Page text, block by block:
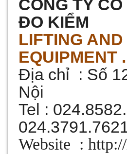
CÔNG TY
ĐO KIỂM
LIFTING
EQUIPMENT
Địa chỉ : Số
Nội
Tel :
Website :